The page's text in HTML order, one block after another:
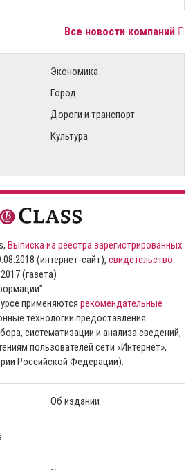
Все новости компаний
Экономика
Город
Дороги и транспорт
Культура
Выписка из реестра зарегистрированных
(интернет-сайт), свидетельство
(газета)
применяются рекомендательные
технологии предоставления
систематизации и анализа сведений,
пользователей сети «Интернет»,
Российской Федерации).
Об издании